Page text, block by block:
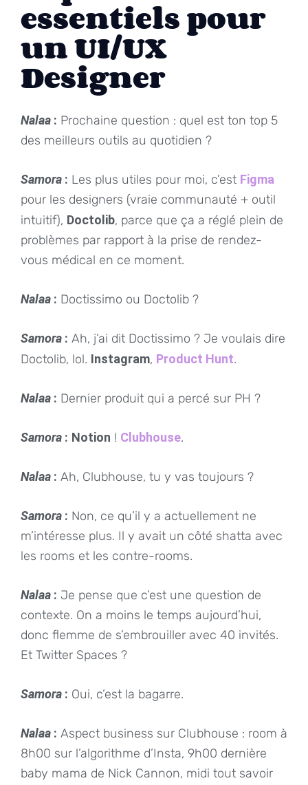
essentiels pour
un UI/UX
Designer
Nalaa : Prochaine question : quel est ton top 5
des meilleurs outils au quotidien ?
Samora : Les plus utiles pour moi, c’est Figma
pour les designers (vraie communauté + outil
intuitif), Doctolib, parce que ça a réglé plein de
problèmes par rapport à la prise de rendez-
vous médical en ce moment.
Nalaa : Doctissimo ou Doctolib ?
Samora : Ah, j’ai dit Doctissimo ? Je voulais dire
Doctolib, lol. Instagram, Product Hunt.
Nalaa : Dernier produit qui a percé sur PH ?
Samora : Notion ! Clubhouse.
Nalaa : Ah, Clubhouse, tu y vas toujours ?
Samora : Non, ce qu’il y a actuellement ne
m’intéresse plus. Il y avait un côté shatta avec
les rooms et les contre-rooms.
Nalaa : Je pense que c’est une question de
contexte. On a moins le temps aujourd’hui,
donc flemme de s’embrouiller avec 40 invités.
Et Twitter Spaces ?
Samora : Oui, c’est la bagarre.
Nalaa : Aspect business sur Clubhouse : room à
8h00 sur l’algorithme d’Insta, 9h00 dernière
baby mama de Nick Cannon, midi tout savoir